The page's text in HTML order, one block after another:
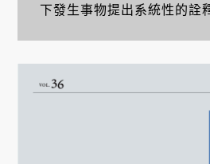
下發生事物提出系統性的詮